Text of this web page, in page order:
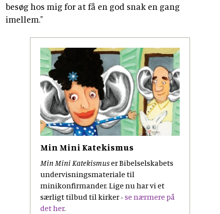
besøg hos mig for at få en god snak en gang
imellem."
Min Mini Katekismus
Min Mini Katekismuser Bibelselskabets
undervisningsmateriale til
minikonfirmander. Lige nu har vi et
særligt tilbud til kirker -se nærmere på
det her.